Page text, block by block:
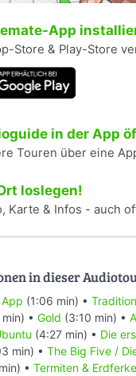
App
Store & Play-Store
in der App
Touren über eine
loslegen!
Karte & Infos - auch
in dieser
(1:06 min) •
• Gold (3:10 min) •
(4:27 min) • Die
min) • The Big Five /
• Termiten &